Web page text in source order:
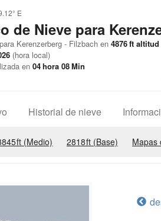
E
de Nieve para
Kerenzerberg - Filzbach en 4876ft altitud
(hora local)
en 04hora 08Min
Historial de nieve
ft (Medio) 2818ft (Base) Mapas